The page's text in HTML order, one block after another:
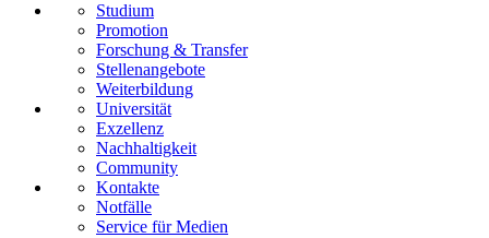
Studium
Promotion
Forschung & Transfer
Stellenangebote
Weiterbildung
Universität
Exzellenz
Nachhaltigkeit
Community
Kontakte
Notfälle
Service für Medien